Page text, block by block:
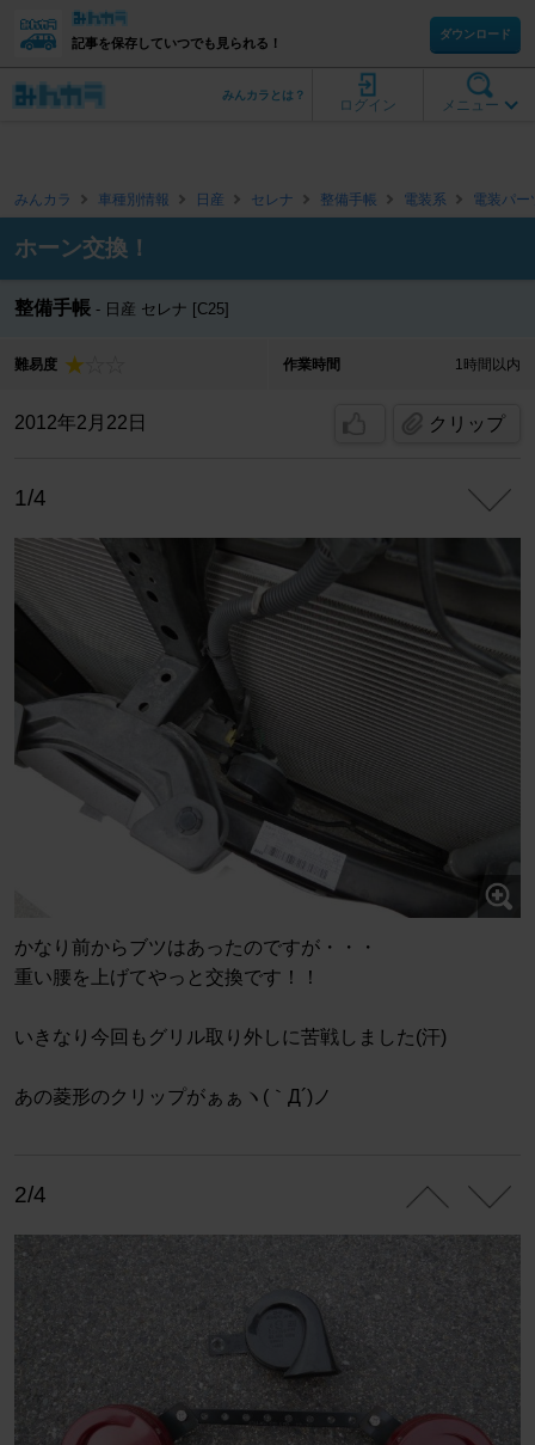
記事を保存していつでも見られる！
ダウンロード
メニュー
ログイン
みんカラとは？
みんカラ 車種別情報 日産 セレナ 整備手帳 電装系 電装パー
ホーン交換！
整備手帳 日産 セレナ [C25]
難易度 作業時間 1時間以内
2012年2月22日 クリップ
1/4
かなり前からブツはあったのですが・・・
重い腰を上げてやっと交換です！！
いきなり今回もグリル取り外しに苦戦しました(汗)
あの菱形のクリップがぁぁヽ(｀Д´)ノ
2/4